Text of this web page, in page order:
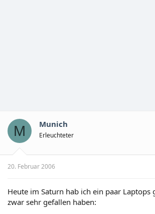
M Munich
Erleuchteter
20. Februar 2006
Heute im Saturn hab ich ein paar Laptops
zwar sehr gefallen haben: